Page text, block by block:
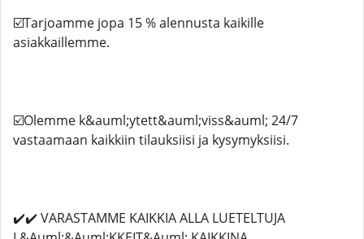
☑️Tarjoamme jopa 15 % alennusta kaikille
asiakkaillemme.
☑️Olemme k&auml;ytett&auml;viss&auml; 24/7
vastaamaan kaikkiin tilauksiisi ja kysymyksiisi.
✔️✔️ VARASTAMME KAIKKIA ALLA LUETELTUJA